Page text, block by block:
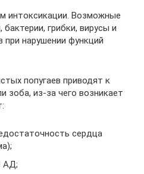
интоксикации. Возможные
грибки, вирусы и
нарушении функций
попугаев приводят к
зоба, из-за чего возникает
сердца
АД;